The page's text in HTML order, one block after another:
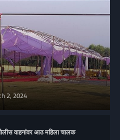
2, 2024
वाहनांवर आठ महिला चालक